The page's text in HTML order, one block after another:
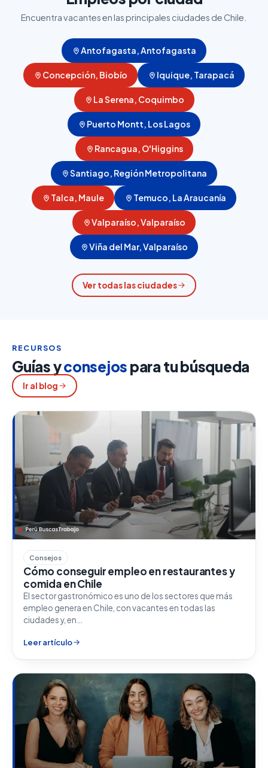
Encuentra vacantes en las principales ciudades de Chile.
Antofagasta, Antofagasta
Concepción, Biobío Iquique, Tarapacá
La Serena, Coquimbo
Puerto Montt, Los Lagos
Rancagua, O'Higgins
Santiago, Región Metropolitana
Talca, Maule Temuco, La Araucanía
Valparaíso, Valparaíso
Viña del Mar, Valparaíso
Ver todas las ciudades
RECURSOS
Guías yconsejos para tu búsqueda
Ir al blog
Consejos
Cómo conseguir empleo en restaurantes y
comida en Chile
El sector gastronómico es uno de los sectores que más
empleo genera en Chile, con vacantes en todas las
ciudades y, en…
Leer artículo